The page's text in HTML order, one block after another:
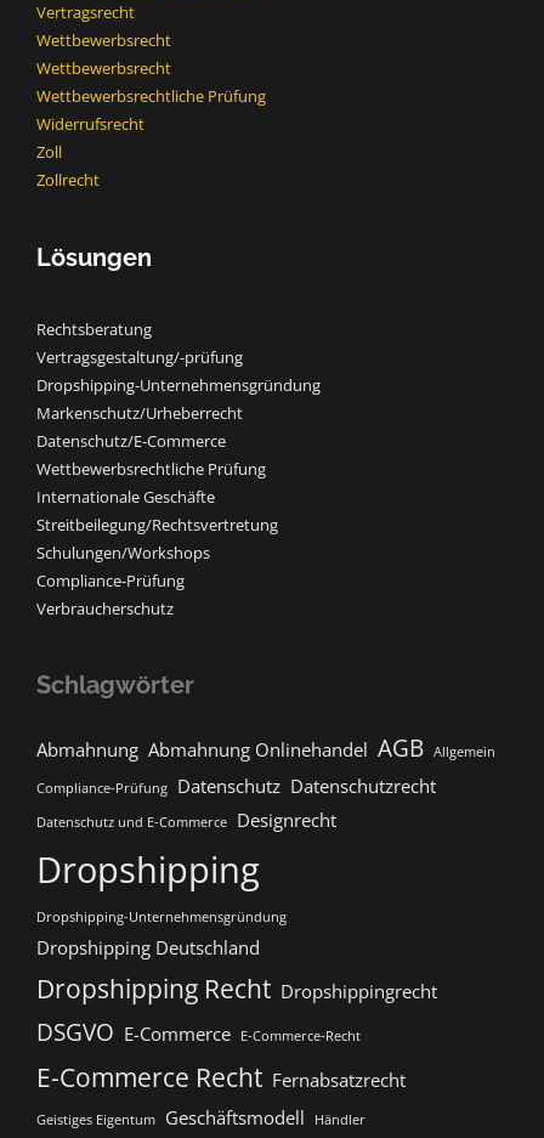
Vertragsrecht
Wettbewerbsrecht
Wettbewerbsrecht​
Wettbewerbsrechtliche Prüfung
Widerrufsrecht
Zoll
Zollrecht
Lösungen
Rechtsberatung
Vertragsgestaltung/-prüfung
Dropshipping-Unternehmensgründung
Markenschutz/Urheberrecht
Datenschutz/E-Commerce
Wettbewerbsrechtliche Prüfung
Internationale Geschäfte
Streitbeilegung/Rechtsvertretung
Schulungen/Workshops
Compliance-Prüfung
Verbraucherschutz
Schlagwörter
Abmahnung Abmahnung Onlinehandel AGB Allgemein
Compliance-Prüfung Datenschutz Datenschutzrecht
Datenschutz und E-Commerce Designrecht
Dropshipping
Dropshipping-Unternehmensgründung
Dropshipping Deutschland
Dropshipping Recht Dropshippingrecht
DSGVO E-Commerce E-Commerce-Recht
E-Commerce Recht Fernabsatzrecht
Geistiges Eigentum Geschäftsmodell
Händler